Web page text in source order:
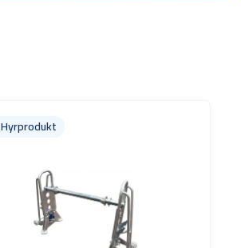
Hyrprodukt
Hyrprodukt